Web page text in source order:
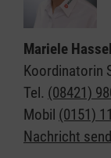
Mariele
Koordinatorin
Tel. (08421)
Mobil (0151)
Nachricht